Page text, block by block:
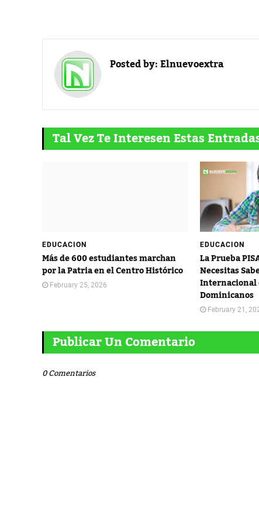
Posted by:Elnuevoextra
Tal Vez Te Interesen Estas
EDUCACION
Más de 600 estudiantes marchan
por la Patria en el Centro Histórico
February 25, 2026
EDUCACION
La Prueba
Necesitas
Internacional
Dominicanos
February 21,
Publicar Un Comentario
0 Comentarios